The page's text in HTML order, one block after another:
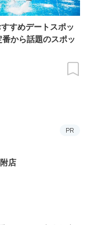
すすめデートスポッ
番から話題のスポッ
PR
店